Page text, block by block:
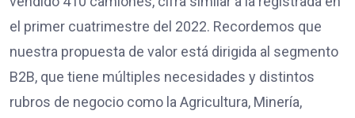
el primer cuatrimestre del 2022. Recordemos que
nuestra propuesta de valor está dirigida al segmento
B2B, que tiene múltiples necesidades y distintos
rubros de negocio como la Agricultura, Minería,